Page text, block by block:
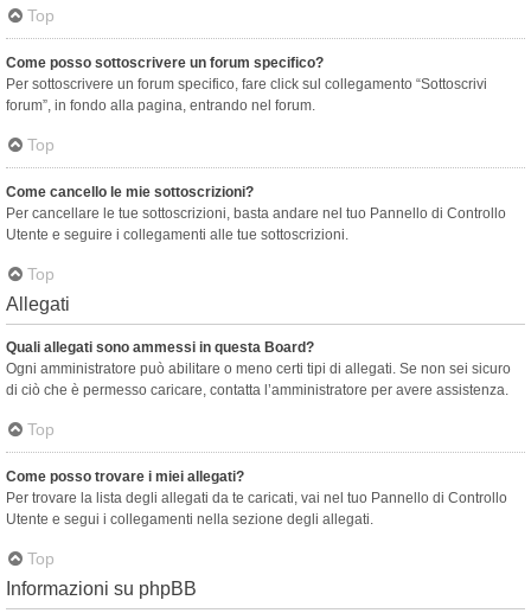
Top
Come posso sottoscrivere un forum specifico?
Per sottoscrivere un forum specifico, fare click sul collegamento “Sottoscrivi
forum”, in fondo alla pagina, entrando nel forum.
Top
Come cancello le mie sottoscrizioni?
Per cancellare le tue sottoscrizioni, basta andare nel tuo Pannello di Controllo
Utente e seguire i collegamenti alle tue sottoscrizioni.
Top
Allegati
Quali allegati sono ammessi in questa Board?
Ogni amministratore può abilitare o meno certi tipi di allegati. Se non sei sicuro
di ciò che è permesso caricare, contatta l’amministratore per avere assistenza.
Top
Come posso trovare i miei allegati?
Per trovare la lista degli allegati da te caricati, vai nel tuo Pannello di Controllo
Utente e segui i collegamenti nella sezione degli allegati.
Top
Informazioni su phpBB